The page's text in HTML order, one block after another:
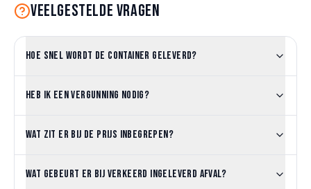
Veelgestelde vragen
Hoe snel wordt de container geleverd?
Heb ik een vergunning nodig?
Wat zit er bij de prijs inbegrepen?
Wat gebeurt er bij verkeerd ingeleverd afval?